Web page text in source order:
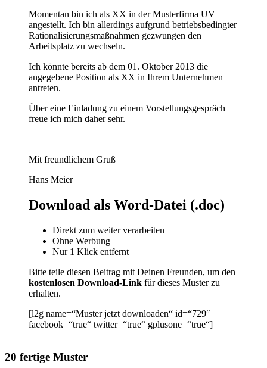
Momentan bin ich als XX in der Musterfirma UV
angestellt. Ich bin allerdings aufgrund betriebsbedingter
Rationalisierungsmaßnahmen gezwungen den
Arbeitsplatz zu wechseln.
Ich könnte bereits ab dem 01. Oktober 2013 die
angegebene Position als XX in Ihrem Unternehmen
antreten.
Über eine Einladung zu einem Vorstellungsgespräch
freue ich mich daher sehr.
Mit freundlichem Gruß
Hans Meier
Download als Word-Datei (.doc)
Direkt zum weiter verarbeiten
Ohne Werbung
Nur 1 Klick entfernt
Bitte teile diesen Beitrag mit Deinen Freunden, um den
kostenlosen Download-Link für dieses Muster zu
erhalten.
[l2g name=“Muster jetzt downloaden“ id=“729″
facebook=“true“ twitter=“true“ gplusone=“true“]
20 fertige Muster